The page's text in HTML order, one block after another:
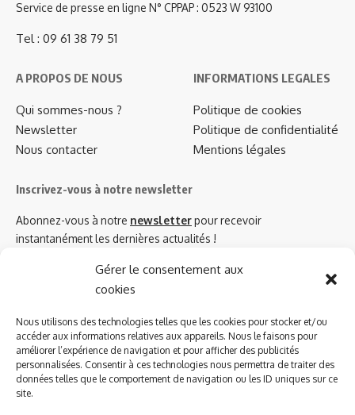
Gérer le consentement aux
cookies
Nous utilisons des technologies telles que les cookies pour stocker et/ou
accéder aux informations relatives aux appareils. Nous le faisons pour
améliorer l’expérience de navigation et pour afficher des publicités
personnalisées. Consentir à ces technologies nous permettra de traiter des
données telles que le comportement de navigation ou les ID uniques sur ce
site.
Service de presse en ligne N° CPPAP : 0523 W 93100
Tel : 09 61 38 79 51
A PROPOS DE NOUS
Qui sommes-nous ?
Newsletter
Nous contacter
INFORMATIONS LEGALES
Politique de cookies
Politique de confidentialité
Mentions légales
Inscrivez-vous à notre newsletter
Abonnez-vous à notre newsletterpour recevoir
instantanément les dernières actualités !
Azinat.com TV soutient